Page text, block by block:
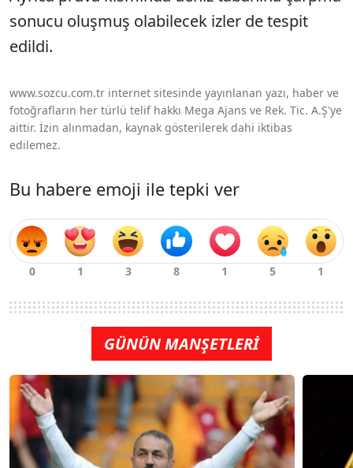
sonucu oluşmuş olabilecek izler de tespit
edildi.
www.sozcu.com.tr internet sitesinde yayınlanan yazı, haber ve
fotoğrafların her türlü telif hakkı Mega Ajans ve Rek. Tic. A.Ş'ye
aittir. İzin alınmadan, kaynak gösterilerek dahi iktibas
edilemez.
Bu habere emoji ile tepki ver
GÜNÜN MANŞETLERİ